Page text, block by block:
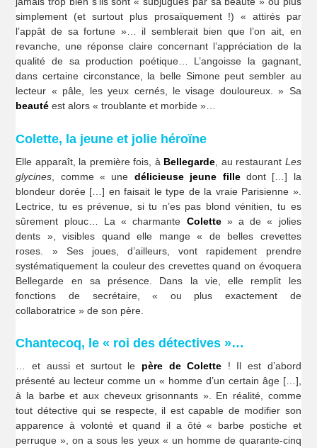
simplement (et surtout plus prosaïquement !) « attirés par
l’appât de sa fortune »… il semblerait bien que l’on ait, en
revanche, une réponse claire concernant l’appréciation de la
qualité de sa production poétique… L’angoisse la gagnant,
dans certaine circonstance, la belle Simone peut sembler au
lecteur « pâle, les yeux cernés, le visage douloureux. » Sa
beauté est alors « troublante et morbide »…
Colette, la jeune et jolie héroïne
Elle apparaît, la première fois, à Bellegarde , au restaurant Les
glycines , comme « une délicieuse jeune filledont […] la
blondeur dorée […] en faisait le type de la vraie Parisienne ».
Lectrice, tu es prévenue, si tu n’es pas blond vénitien, tu es
sûrement plouc… La « charmante Colette» a de « jolies
dents », visibles quand elle mange « de belles crevettes
roses. » Ses joues, d’ailleurs, vont rapidement prendre
systématiquement la couleur des crevettes quand on évoquera
Bellegarde en sa présence. Dans la vie, elle remplit les
fonctions de secrétaire, « ou plus exactement de
collaboratrice » de son père.
Chantecoq, le « roi des détectives »…
… et aussi et surtout le père de Colette ! Il est d’abord
présenté au lecteur comme un « homme d’un certain âge […],
à la barbe et aux cheveux grisonnants ». En réalité, comme
tout détective qui se respecte, il est capable de modifier son
apparence à volonté et quand il a ôté « barbe postiche et
perruque », on a sous les yeux « un homme de quarante-cinq